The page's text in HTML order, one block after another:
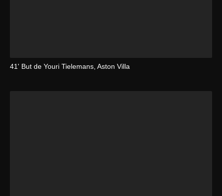
41' But de Youri Tielemans, Aston Villa